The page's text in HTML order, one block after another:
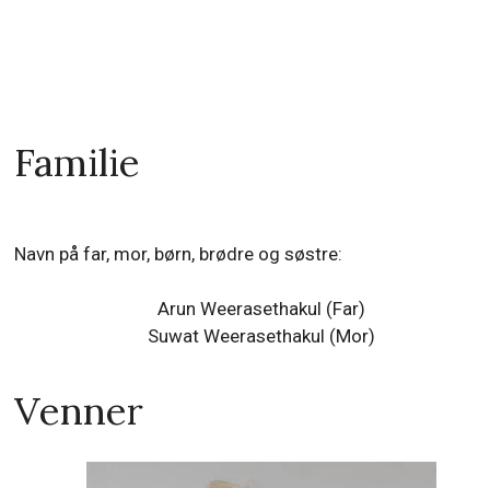
Familie
Navn på far, mor, børn, brødre og søstre:
Arun Weerasethakul (Far)
Suwat Weerasethakul (Mor)
Venner